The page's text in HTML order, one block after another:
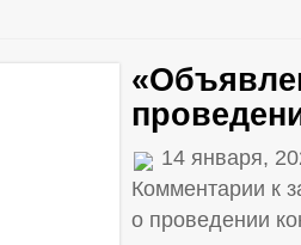
14 января,
Комментарии к
о проведении